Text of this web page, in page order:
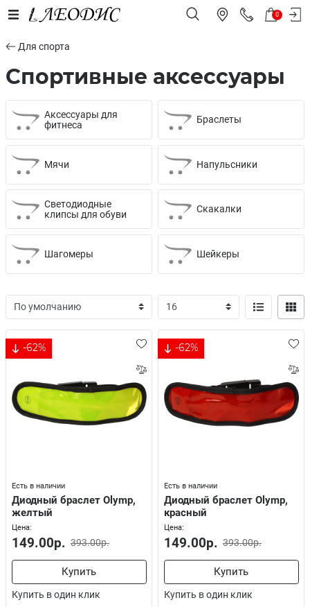
0
Для спорта
Спортивные аксессуары
Аксессуары для
фитнеса
Браслеты
Мячи Напульсники
Светодиодные
клипсы для обуви
Скакалки
Шагомеры Шейкеры
-62%
Есть в наличии
Диодный браслет Olymp,
желтый
Цена:
149.00р. 393.00р.
Купить
Купить в один клик
-62%
Есть в наличии
Диодный браслет Olymp,
красный
Цена:
149.00р. 393.00р.
Купить
Купить в один клик